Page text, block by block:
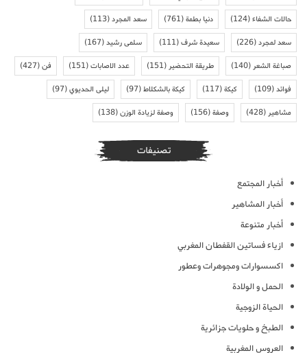
حالات الشفاء(124) دنيا بطمة(761) سعد المجرد(113)
سعد لمجرد(226) سعيدة شرف(111) سلمى رشيد(167)
صباغة الشعر(140) طريقة التحضير(151) عدد الاصابات(151) فن(427)
فوائد(109) كيكة(117) كيكة بالشكلاط(97) ليلى الحديوي(97)
مشاهير(428) وصفة(156) وصفة لزيادة الوزن(138)
تصنيفات
أخبار المجتمع
أخبار المشاهير
أخبار متنوعة
ازياء فساتين القفطان المغربي
اكسسوارات ومجوهرات وعطور
الحمل و الولادة
الحياة الزوجية
الطبخ و حلويات جزائرية
العروس المغربية